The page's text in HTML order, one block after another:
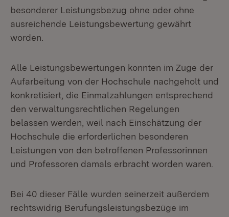
besonderer Leistungsbezug ohne oder ohne
ausreichende Leistungsbewertung gewährt
worden.
Alle Leistungsbewertungen konnten im Zuge der
Aufarbeitung von der Hochschule nachgeholt und
konkretisiert, die Einmalzahlungen entsprechend
den verwaltungsrechtlichen Regelungen
belassen werden, weil nach Einschätzung der
Hochschule die erforderlichen besonderen
Leistungen von den betroffenen Professorinnen
und Professoren damals erbracht worden waren.
Bei 40 dieser Fälle wurden seinerzeit außerdem
rechtswidrig Berufungs­leistungsbezüge im